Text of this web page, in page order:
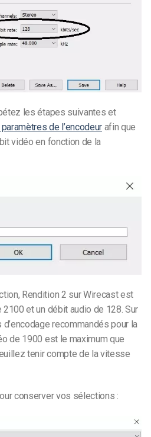
les étapes suivantes et
de l’encodeur afin que
vidéo en fonction de la
Rendition 2 sur Wirecast est
et un débit audio de 128. Sur
recommandés pour la
de 1900 est le maximum que
tenir compte de la vitesse
conserver vos sélections :